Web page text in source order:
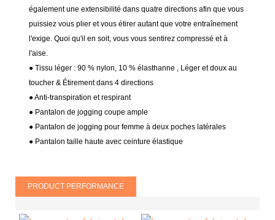
également une extensibilité dans quatre directions afin que vous
puissiez vous plier et vous étirer autant que votre entraînement
l'exige. Quoi qu'il en soit, vous vous sentirez compressé et à
l'aise.
● Tissu léger : 90 % nylon, 10 % élasthanne , Léger et doux au
toucher & Étirement dans 4 directions
●Anti-transpiration et respirant
● Pantalon de jogging coupe ample
● Pantalon de jogging pour femme à deux poches latérales
● Pantalon taille haute avec ceinture élastique
PRODUCT PERFORMANCE